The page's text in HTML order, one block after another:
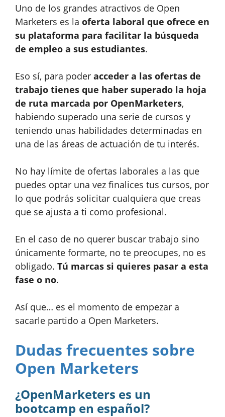
Uno de los grandes atractivos de Open
Marketers es la oferta laboral que ofrece en
su plataforma para facilitar la búsqueda
de empleo a sus estudiantes.
Eso sí, para poder acceder a las ofertas de
trabajo tienes que haber superado la hoja
de ruta marcada por OpenMarketers,
habiendo superado una serie de cursos y
teniendo unas habilidades determinadas en
una de las áreas de actuación de tu interés.
No hay límite de ofertas laborales a las que
puedes optar una vez finalices tus cursos, por
lo que podrás solicitar cualquiera que creas
que se ajusta a ti como profesional.
En el caso de no querer buscar trabajo sino
únicamente formarte, no te preocupes, no es
obligado. Tú marcas si quieres pasar a esta
fase o no.
Así que… es el momento de empezar a
sacarle partido a Open Marketers.
Dudas frecuentes sobre
Open Marketers
¿OpenMarketers es un
bootcamp en español?